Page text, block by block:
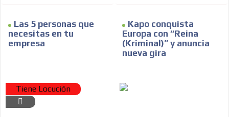
Las 5 personas que
necesitas en tu
empresa
Tiene Locución
Kapo conquista
Europa con “Reina
(Kriminal)” y anuncia
nueva gira